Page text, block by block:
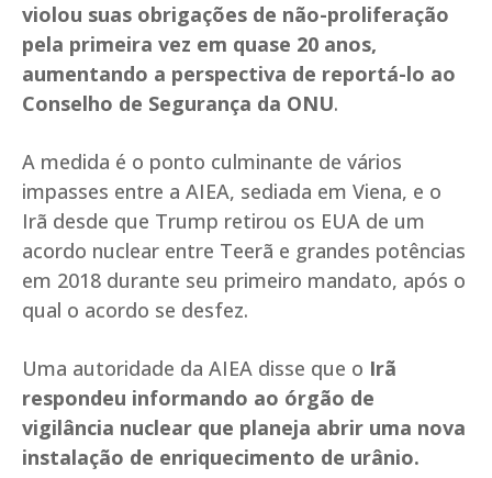
violou suas obrigações de não-proliferação
pela primeira vez em quase 20 anos,
aumentando a perspectiva de reportá-lo ao
Conselho de Segurança da ONU.
A medida é o ponto culminante de vários
impasses entre a AIEA, sediada em Viena, e o
Irã desde que Trump retirou os EUA de um
acordo nuclear entre Teerã e grandes potências
em 2018 durante seu primeiro mandato, após o
qual o acordo se desfez.
Uma autoridade da AIEA disse que o Irã
respondeu informando ao órgão de
vigilância nuclear que planeja abrir uma nova
instalação de enriquecimento de urânio.